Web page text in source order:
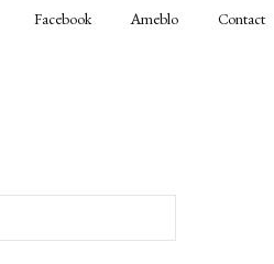
Facebook Ameblo Contact